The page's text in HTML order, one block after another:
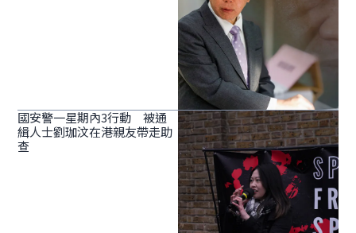
國安警一星期內3行動 被通
緝人士劉珈汶在港親友帶走助
查